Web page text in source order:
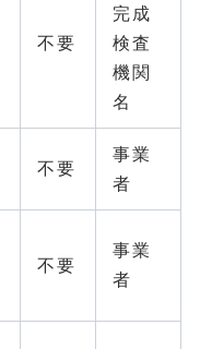
不要
完成
検査
機関
名
不要
事業
者
不要
事業
者